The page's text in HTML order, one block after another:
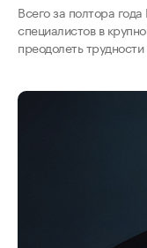
Всего за полтора
специалистов в
преодолеть